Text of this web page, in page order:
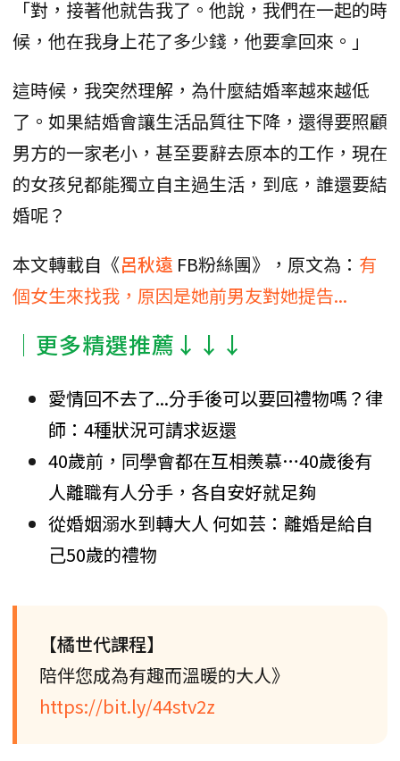
「對，接著他就告我了。他說，我們在一起的時
候，他在我身上花了多少錢，他要拿回來。」
這時候，我突然理解，為什麼結婚率越來越低
了。如果結婚會讓生活品質往下降，還得要照顧
男方的一家老小，甚至要辭去原本的工作，現在
的女孩兒都能獨立自主過生活，到底，誰還要結
婚呢？
本文轉載自《呂秋遠 FB粉絲團》，原文為： 有
個女生來找我，原因是她前男友對她提告...
│更多精選推薦↓↓↓
愛情回不去了...分手後可以要回禮物嗎？律
師：4種狀況可請求返還
40歲前，同學會都在互相羨慕…40歲後有
人離職有人分手，各自安好就足夠
從婚姻溺水到轉大人 何如芸：離婚是給自
己50歲的禮物
【橘世代課程】
陪伴您成為有趣而溫暖的大人》
https://bit.ly/44stv2z